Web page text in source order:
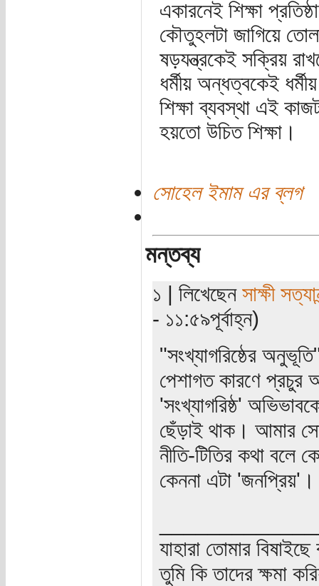
একারনেই শিক্ষা
কৌতুহলটা জাগিয়ে
ষড়যন্ত্রকেই সক্রিয়
ধর্মীয় অন্ধত্বকেই
শিক্ষা ব্যবস্থা এই
হয়তো উচিত শিক্ষা।
সোহেল ইমাম এর ব্লগ
মন্তব্য
১ | লিখেছেন সাক্ষী
- ১১:৫৯পূর্বাহ্ন)
"সংখ্যাগরিষ্ঠের
পেশাগত কারণে প্রচুর
'সংখ্যাগরিষ্ঠ'
ছেঁড়াই থাক। আমার
নীতি-টিতির কথা বলে
কেননা এটা
যাহারা তোমার
তুমি কি তাদের ক্ষমা